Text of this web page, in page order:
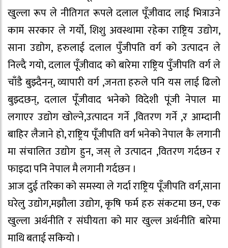
खुल्ला रूप ले नीतिगत रूपले दलाल पूँजीवाद लाई भित्राउने
काम सरकार ले गर्यो, शिशु अवस्थामा रहेका राष्ट्रिय उद्योग,
साना उद्योग, हरुलाई दलाल पुँजीपति वर्ग को उत्पादन ले
निल्दै गयो, दलाल पूँजीवाद को बारेमा राष्ट्रिय पुँजीपति वर्ग ले
चाँडै बुझ्दैनन्, व्यापारी वर्ग ,जनता हरुले पनि यस लाई ढिलो
बुझ्दछन्, दलाल पूँजीवाद भनेको विदेशी पूंजी नेपाल मा
लगाएर उद्योग खोल्ने,उत्पादन गर्ने ,वितरण गर्ने ,र आम्दानी
बाहिर लैजाने हो, राष्ट्रिय पूँजीपति वर्ग भनेको नेपाल कै लगानी
मा संचालित उद्योग हुन, जस् ले उत्पादन ,वितरण गर्दछन र
फाइदा पनि नेपाल मै लगानी गर्दछन ।
आज दुई तरिका को समस्या ले गर्दा राष्ट्रिय पूँजीपति वर्ग,साना
घरेलु उद्योग,मझौला उद्योग, कृषि फर्म हरु संकटमा छन, एक
खुल्ला अर्थनीति र संघीयता को मार खुल्ल अर्थनीति बारेमा
माथि बताई सकियो ।